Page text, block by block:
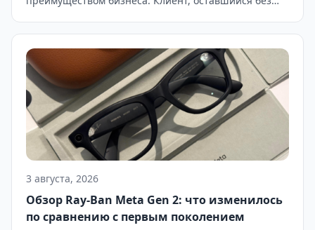
увеличивать штат менеджеров по продажам —
дорогое удовольствие для малого и среднего
бизнеса. Решением этой проблемы стала
комплексная автоматизация через Telegram-боты.
Telegram превратился […]
3 августа, 2026
Обзор Ray-Ban Meta Gen 2: что изменилось
по сравнению с первым поколением